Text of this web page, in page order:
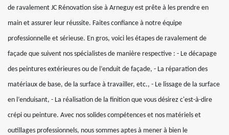
de ravalement JC Rénovation sise à Arneguy est prête à les prendre en
main et assurer leur réussite. Faites confiance à notre équipe
professionnelle et sérieuse. En gros, voici les étapes de ravalement de
façade que suivent nos spécialistes de manière respective : - Le décapage
des peintures extérieures ou de l’enduit de façade, - La réparation des
matériaux de base, de la surface à travailler, etc., - Le lissage de la surface
en l’enduisant, - La réalisation de la finition que vous désirez c'est-à-dire
crépi ou peinture. Avec nos solides compétences et nos matériels et
outillages professionnels, nous sommes aptes à mener à bien le